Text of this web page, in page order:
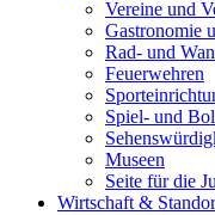
Vereine und
Gastronomie
Rad- und
Feuerwehren
Spiel- und
Museen
Seite für die
Wirtschaft &